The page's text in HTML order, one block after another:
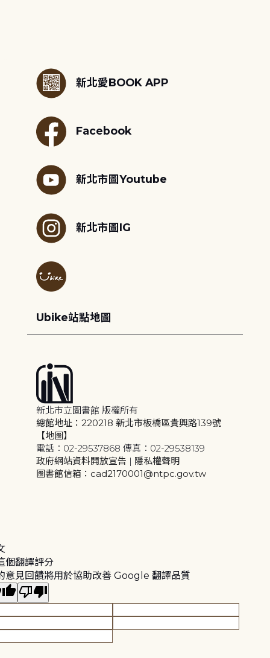
新北愛BOOK APP
Facebook
新北市圖Youtube
新北市圖IG
Ubike站點地圖
新北市立圖書館 版權所有
總館地址：220218 新北市板橋區貴興路139號
【地圖】
電話：02-29537868 傳真：02-29538139
政府網站資料開放宣告 | 隱私權聲明
圖書館信箱：cad2170001@ntpc.gov.tw
個翻譯評分
意見回饋將用於協助改善 Google 翻譯品質